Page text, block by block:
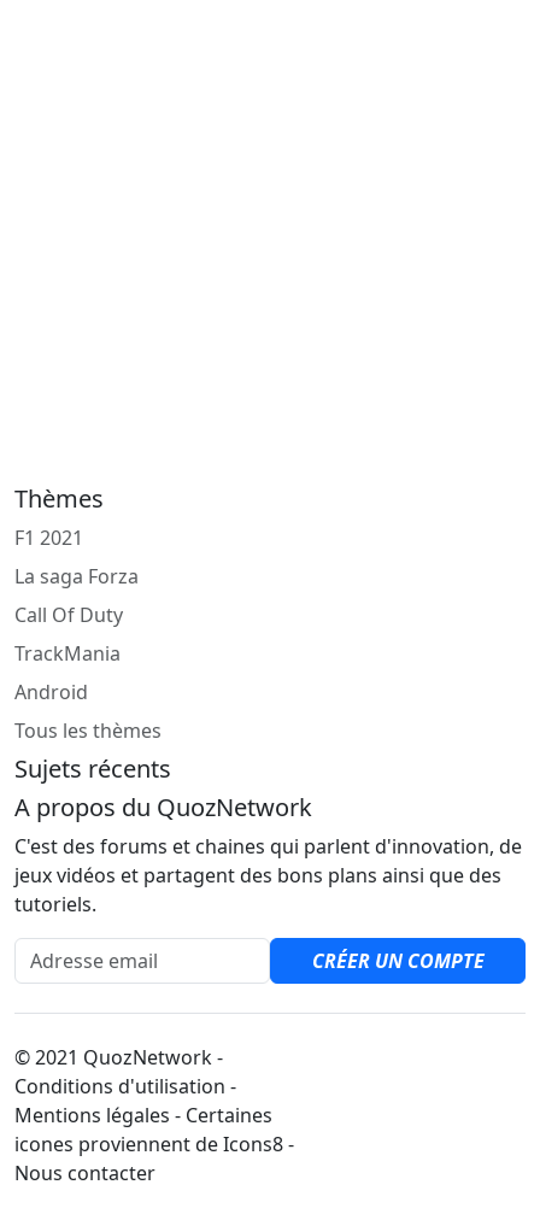
Thèmes
F1 2021
La saga Forza
Call Of Duty
TrackMania
Android
Tous les thèmes
Sujets récents
A propos du QuozNetwork
C'est des forums et chaines qui parlent d'innovation, de
jeux vidéos et partagent des bons plans ainsi que des
tutoriels.
Adresse email
CRÉER UN COMPTE
© 2021 QuozNetwork -
Conditions d'utilisation -
Mentions légales - Certaines
icones proviennent de Icons8 -
Nous contacter